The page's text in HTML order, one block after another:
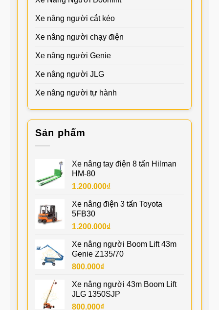
Xe nâng người cắt kéo
Xe nâng người chạy điện
Xe nâng người Genie
Xe nâng người JLG
Xe nâng người tự hành
Sản phẩm
Xe nâng tay điện 8 tấn Hilman
HM-80
1.200.000₫
Xe nâng điện 3 tấn Toyota
5FB30
1.200.000₫
Xe nâng người Boom Lift 43m
Genie Z135/70
800.000₫
Xe nâng người 43m Boom Lift
JLG 1350SJP
800.000₫